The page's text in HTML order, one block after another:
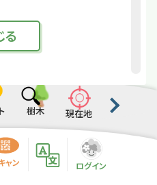
る
樹木 現在地
ャン ログイン
介ページ
介情報